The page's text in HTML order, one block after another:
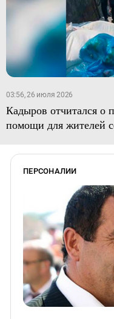
03:56, 26 июля 2026
Кадыров отчитался о
помощи для жителей
ПЕРСОНАЛИИ